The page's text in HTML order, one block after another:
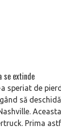
se extinde
speriat de
să
Prima